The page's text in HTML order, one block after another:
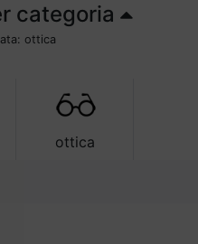
categoria
ottica
ottica